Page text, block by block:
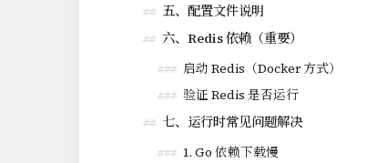
## 五、配置文件说明
## 六、Redis 依赖（重要）
### 启动 Redis（Docker 方式）
### 验证 Redis 是否运行
## 七、运行时常见问题解决
### 1. Go 依赖下载慢